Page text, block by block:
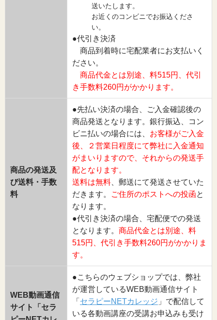
送いたします。
お近くのコンビニでお振込くださ
い。
●代引き決済
商品到着時に宅配業者にお支払いく
ださい。
商品代金とは別途、料515円、代引
き手数料260円がかかります。
商品の発送及
び送料・手数
料
●先払い決済の場合、ご入金確認後の
商品発送となります。銀行振込、コン
ビニ払いの場合には、 お客様がご入金
後、２営業日程度にて弊社に入金通知
がまいりますので、それからの発送手
配となります。
送料は無料 、郵送にて発送させていた
だきます。
ご住所のポストへの投函と
なります。
●代引き決済の場合、宅配便での発送
となります。 商品代金とは別途、料
515円、代引き手数料260円がかかりま
す。
WEB動画通信
サイト「セラ
●こちらのウェブショップでは、弊社
が運営しているWEB動画通信サイト
「 セラピーNETカレッジ 」で配信して
いる各動画講座の受講お申込みも受け